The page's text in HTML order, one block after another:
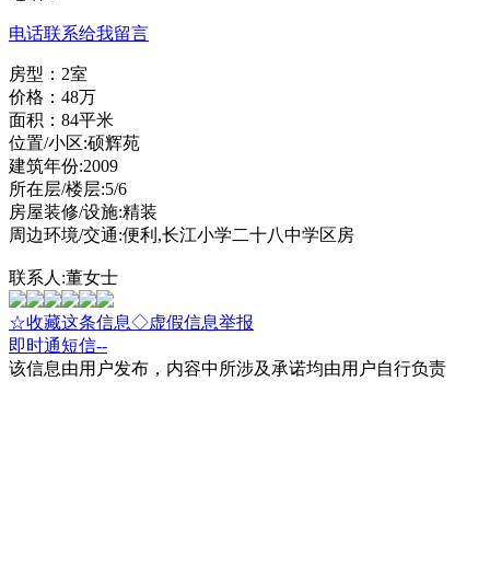
电话联系给我留言
房型：2室
价格：48万
面积：84平米
位置/小区:硕辉苑
建筑年份:2009
所在层/楼层:5/6
房屋装修/设施:精装
周边环境/交通:便利,长江小学二十八中学区房
联系人:董女士
☆收藏这条信息◇虚假信息举报
即时通短信--
该信息由用户发布，内容中所涉及承诺均由用户自行负责